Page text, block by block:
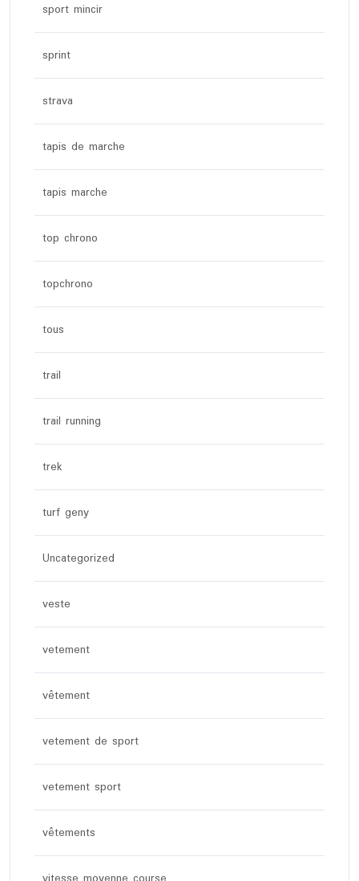
sport mincir
sprint
strava
tapis de marche
tapis marche
top chrono
topchrono
tous
trail
trail running
trek
turf geny
Uncategorized
veste
vetement
vêtement
vetement de sport
vetement sport
vêtements